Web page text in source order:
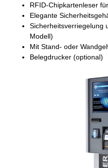
RFID-Chipkartenleser
Elegante
Sicherheitsverriegelung
Modell)
Mit Stand- oder
Belegdrucker (optional)